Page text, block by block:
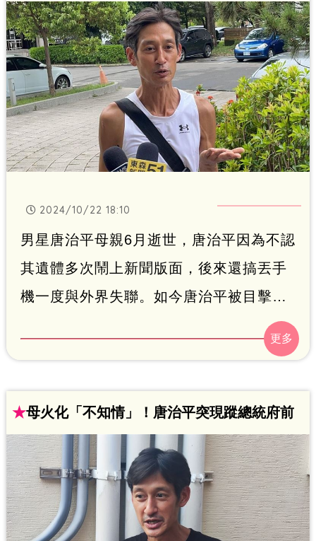
2024/10/22 18:10
男星唐治平母親6月逝世，唐治平因為不認
其遺體多次鬧上新聞版面，後來還搞丟手
機一度與外界失聯。如今唐治平被目擊到
出現在忠孝復興捷運站外，還鬆口自己有
意重返演藝圈，對著國內外導演們喊話：
中，希望有機會演到好戲」。
★母火化「不知情」！唐治平突現蹤總統府前